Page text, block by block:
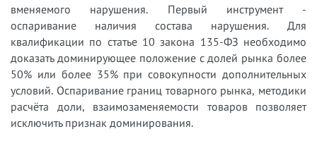
вменяемого нарушения. Первый инструмент -
оспаривание наличия состава нарушения. Для
квалификации по статье 10 закона 135-ФЗ необходимо
доказать доминирующее положение с долей рынка более
50% или более 35% при совокупности дополнительных
условий. Оспаривание границ товарного рынка, методики
расчёта доли, взаимозаменяемости товаров позволяет
исключить признак доминирования.